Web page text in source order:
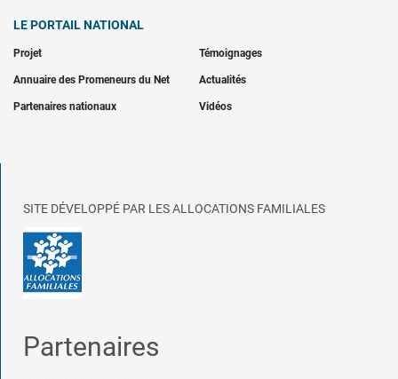
LE PORTAIL NATIONAL
Projet Témoignages
Annuaire des Promeneurs du Net Actualités
Partenaires nationaux Vidéos
SITE DÉVELOPPÉ PAR LES ALLOCATIONS FAMILIALES
Partenaires